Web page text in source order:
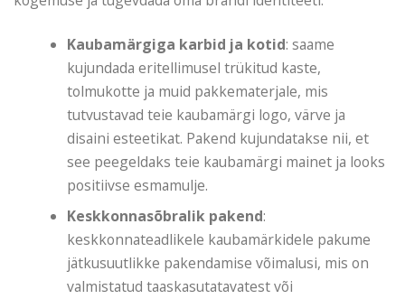
Kaubamärgiga karbid ja kotid: saame
kujundada eritellimusel trükitud kaste,
tolmukotte ja muid pakkematerjale, mis
tutvustavad teie kaubamärgi logo, värve ja
disaini esteetikat. Pakend kujundatakse nii, et
see peegeldaks teie kaubamärgi mainet ja looks
positiivse esmamulje.
Keskkonnasõbralik pakend:
keskkonnateadlikele kaubamärkidele pakume
jätkusuutlikke pakendamise võimalusi, mis on
valmistatud taaskasutatavatest või